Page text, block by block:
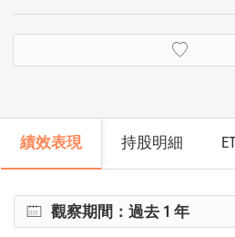
績效表現 持股明細
觀察期間：過去 1 年